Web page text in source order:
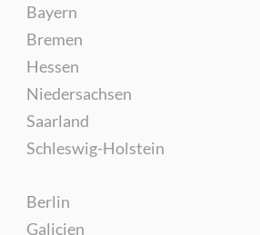
Bayern
Bremen
Hessen
Niedersachsen
Saarland
Schleswig-Holstein
Berlin
Galicien